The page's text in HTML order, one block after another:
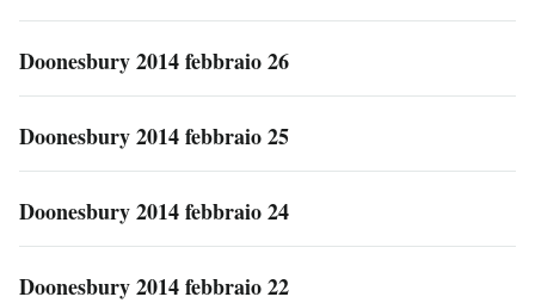
Doonesbury 2014 febbraio 26
Doonesbury 2014 febbraio 25
Doonesbury 2014 febbraio 24
Doonesbury 2014 febbraio 22